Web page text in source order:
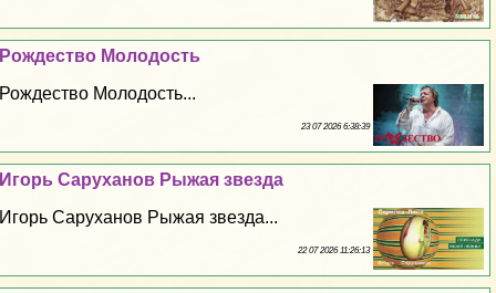
Рождество Молодость
Рождество Молодость...
23 07 2026 6:38:39
Игорь Саруханов Рыжая звезда
Игорь Саруханов Рыжая звезда...
22 07 2026 11:26:13